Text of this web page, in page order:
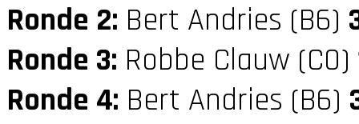
Ronde 2: Bert Andries (B6)
Ronde 3: Robbe Clauw (C0)
Ronde 4: Bert Andries (B6)